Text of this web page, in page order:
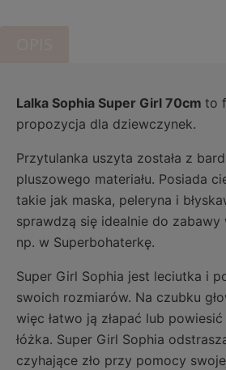
Lalka Sophia Super Girl 70cm to
propozycja dla dziewczynek.
Przytulanka uszyta została z
pluszowego materiału. Posiada
takie jak maska, peleryna i
sprawdzą się idealnie do
np. w Superbohaterkę.
Super Girl Sophia jest leciutka i
swoich rozmiarów. Na czubku
więc łatwo ją złapać lub powiesić
łóżka. Super Girl Sophia
czyhające zło przy pomocy